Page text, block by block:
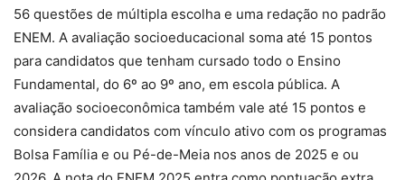
56 questões de múltipla escolha e uma redação no padrão
ENEM. A avaliação socioeducacional soma até 15 pontos
para candidatos que tenham cursado todo o Ensino
Fundamental, do 6º ao 9º ano, em escola pública. A
avaliação socioeconômica também vale até 15 pontos e
considera candidatos com vínculo ativo com os programas
Bolsa Família e ou Pé-de-Meia nos anos de 2025 e ou